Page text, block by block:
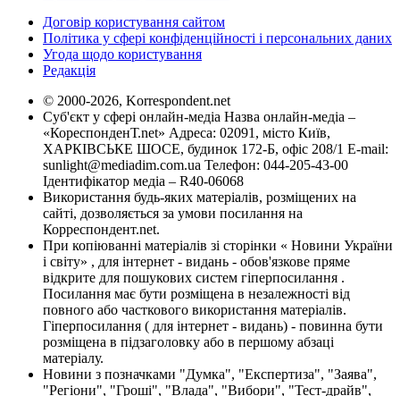
Договір користування сайтом
Політика у сфері конфіденційності і персональних даних
Угода щодо користування
Редакція
© 2000-2026, Korrespondent.net
Суб'єкт у сфері онлайн-медіа Назва онлайн-медіа –
«КореспонденТ.net» Адреса: 02091, місто Київ,
ХАРКІВСЬКЕ ШОСЕ, будинок 172-Б, офіс 208/1 E-mail:
sunlight@mediadim.com.ua Телефон: 044-205-43-00
Ідентифікатор медіа – R40-06068
Використання будь-яких матеріалів, розміщених на
сайті, дозволяється за умови посилання на
Корреспондент.net.
При копіюванні матеріалів зі сторінки « Новини України
і світу» , для інтернет - видань - обов'язкове пряме
відкрите для пошукових систем гіперпосилання .
Посилання має бути розміщена в незалежності від
повного або часткового використання матеріалів.
Гіперпосилання ( для інтернет - видань) - повинна бути
розміщена в підзаголовку або в першому абзаці
матеріалу.
Новини з позначками "Думка", "Експертиза", "Заява",
"Регіони", "Гроші", "Влада", "Вибори", "Тест-драйв",